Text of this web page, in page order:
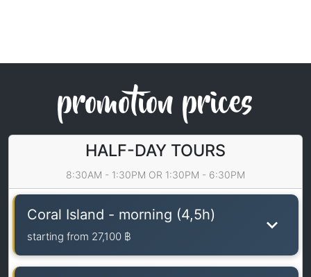
promotion prices
HALF-DAY TOURS
8:30AM - 1:30PM OR 1:30PM - 6:30PM
Coral Island - morning (4,5h)
starting from 27,100 ฿